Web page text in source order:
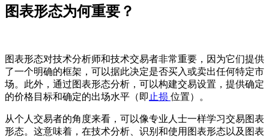
图表形态为何重要？
图表形态对技术分析师和技术交易者非常重要，因为它们提供
了一个明确的框架，可以据此决定是否买入或卖出任何特定市
场。此外，通过图表形态分析，可以构建交易设置，提供确定
的价格目标和确定的出场水平（即 止损 位置）。
从个人交易者的角度来看，可以像专业人士一样学习交易图表
形态。这意味着，在技术分析、识别和使用图表形态以及图表